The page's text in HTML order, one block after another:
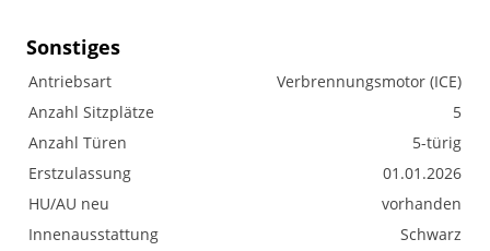
Sonstiges
Antriebsart
Verbrennungsmotor (ICE)
Anzahl Sitzplätze
5
Anzahl Türen
5-türig
Erstzulassung
01.01.2026
HU/AU neu
vorhanden
Innenausstattung
Schwarz